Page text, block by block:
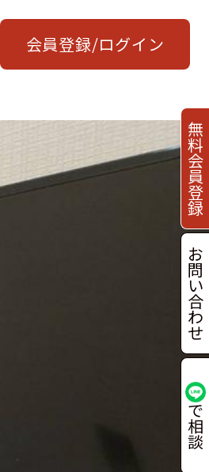
会員登録/ログイン
無
料
会
員
登
録
お
問
い
合
わ
せ
で
相
談